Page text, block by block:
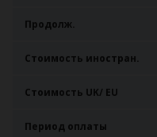
Продолж.
Стоимость иностран.
Стоимость UK/ EU
Период оплаты